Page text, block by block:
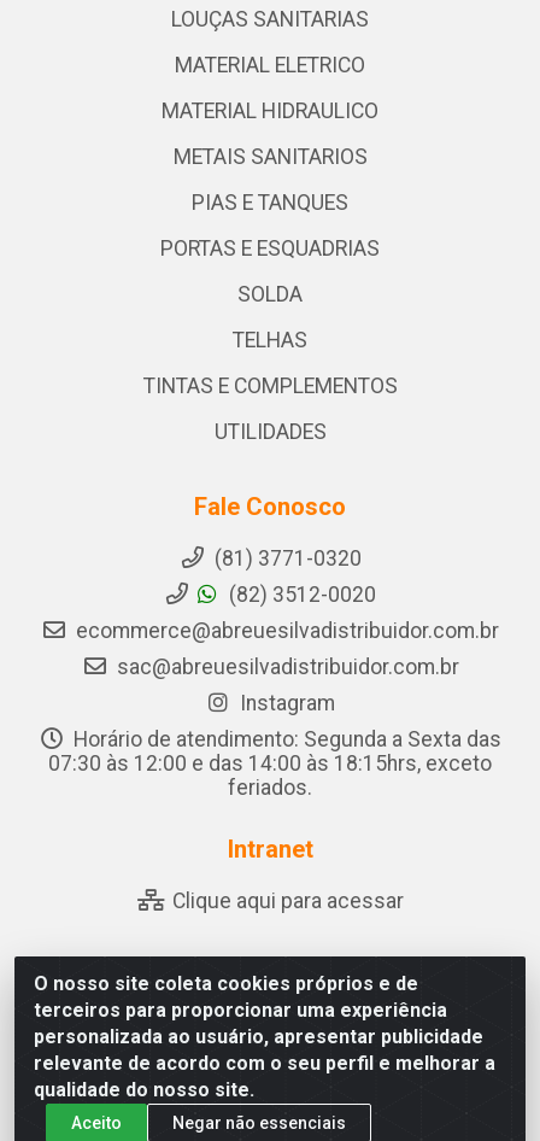
O nosso site coleta cookies próprios e de
terceiros para proporcionar uma experiência
personalizada ao usuário, apresentar publicidade
relevante de acordo com o seu perfil e melhorar a
qualidade do nosso site.
Aceito Negar não essenciais
LOUÇAS SANITARIAS
MATERIAL ELETRICO
MATERIAL HIDRAULICO
METAIS SANITARIOS
PIAS E TANQUES
PORTAS E ESQUADRIAS
SOLDA
TELHAS
TINTAS E COMPLEMENTOS
UTILIDADES
Fale Conosco
(81) 3771-0320
(82) 3512-0020
ecommerce@abreuesilvadistribuidor.com.br
sac@abreuesilvadistribuidor.com.br
Instagram
Horário de atendimento: Segunda a Sexta das
07:30 às 12:00 e das 14:00 às 18:15hrs, exceto
feriados.
Intranet
Clique aqui para acessar
Abreu & Silva - Rua Padre Jose de Souza Leite, 265 - Ariado,
Olho D'Água das Flores/AL - CEP 57.442-000 - CNPJ
04.790.656/0001-06